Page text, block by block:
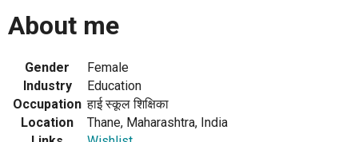
About me
Gender
Female
Industry
Education
Occupation हाई स्कूल शिक्षिका
Location
Thane, Maharashtra, India